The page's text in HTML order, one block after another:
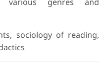
sociology of reading,